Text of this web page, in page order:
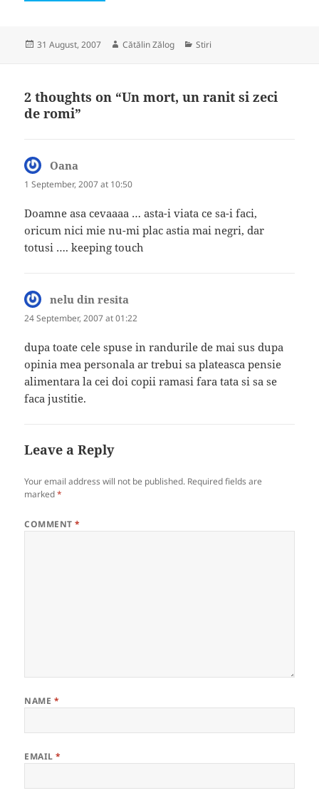
Posted
31 August, 2007 Author
Cătălin Zălog Categories
Stiri
2 thoughts on “Un mort, un ranit si zeci
de romi”
Oana
1 September, 2007 at 10:50
Doamne asa cevaaaa … asta-i viata ce sa-i faci,
oricum nici mie nu-mi plac astia mai negri, dar
totusi …. keeping touch
nelu din resita
24 September, 2007 at 01:22
dupa toate cele spuse in randurile de mai sus dupa
opinia mea personala ar trebui sa plateasca pensie
alimentara la cei doi copii ramasi fara tata si sa se
faca justitie.
Leave a Reply
Your email address will not be published. Required fields are
marked*
COMMENT*
NAME *
EMAIL*